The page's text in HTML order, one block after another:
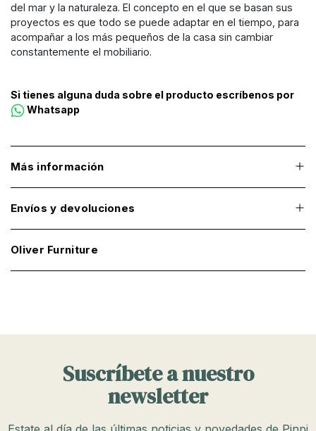
del mar y la naturaleza. El concepto en el que se basan sus
proyectos es que todo se puede adaptar en el tiempo, para
acompañar a los más pequeños de la casa sin cambiar
constantemente el mobiliario.
Si tienes alguna duda sobre el producto escríbenos por
Whatsapp
Más información
Envíos y devoluciones
Oliver Furniture
Suscríbete a nuestro
newsletter